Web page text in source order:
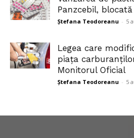
Panzcebil, blocată
Ștefana Teodoreanu - 5
Legea care
piața
Monitorul Oficial
Ștefana Teodoreanu - 5